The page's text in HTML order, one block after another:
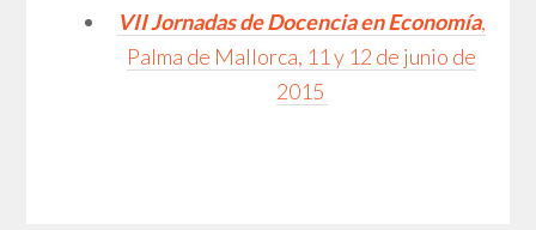
VII Jornadas de Docencia en Economía,
Palma de Mallorca, 11 y 12 de junio de
2015